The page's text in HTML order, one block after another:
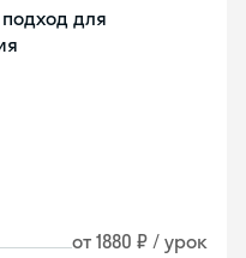
для
от 1880 ₽ / урок